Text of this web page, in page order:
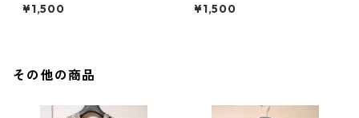
Ｌ グレー KAE-4814
¥1,500
ス ３Ｌ アイボリー KAE-
4813
¥1,500
その他の商品